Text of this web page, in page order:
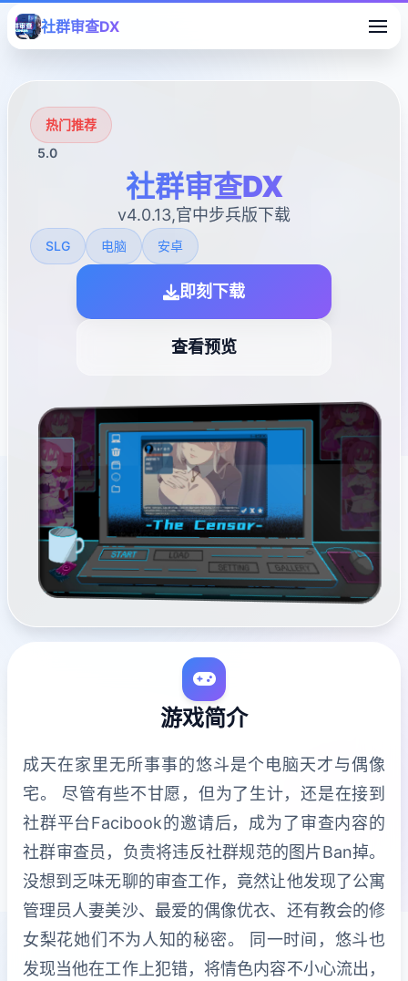
社群审查DX
热门推荐
5.0
社群审查DX
v4.0.13,官中步兵版下载
SLG 电脑 安卓
即刻下载
查看预览
游戏简介
成天在家里无所事事的悠斗是个电脑天才与偶像
宅。 尽管有些不甘愿，但为了生计，还是在接到
社群平台Facibook的邀请后，成为了审查内容的
社群审查员，负责将违反社群规范的图片Ban掉。
没想到乏味无聊的审查工作，竟然让他发现了公寓
管理员人妻美沙、最爱的偶像优衣、还有教会的修
女梨花她们不为人知的秘密。 同一时间，悠斗也
发现当他在工作上犯错，将情色内容不小心流出，